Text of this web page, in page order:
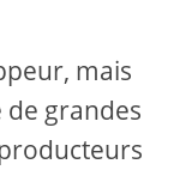
mais
grandes